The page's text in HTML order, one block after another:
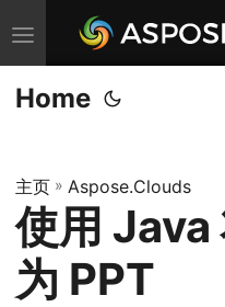
切
换
导
Home
主页 » Aspose.Clouds
使用 Java
为 PPT